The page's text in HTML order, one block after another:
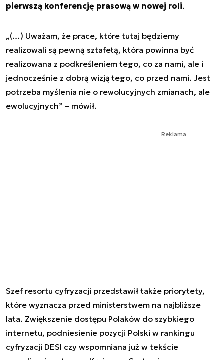
pierwszą konferencję prasową w nowej roli.
„(…) Uważam, że prace, które tutaj będziemy
realizowali są pewną sztafetą, która powinna być
realizowana z podkreśleniem tego, co za nami, ale i
jednocześnie z dobrą wizją tego, co przed nami. Jest
potrzeba myślenia nie o rewolucyjnych zmianach, ale
ewolucyjnych” – mówił.
Reklama
Szef resortu cyfryzacji przedstawił także priorytety,
które wyznacza przed ministerstwem na najbliższe
lata. Zwiększenie dostępu Polaków do szybkiego
internetu, podniesienie pozycji Polski w rankingu
cyfryzacji DESI czy wspomniana już w tekście